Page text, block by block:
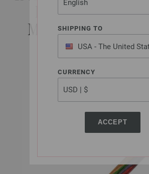
SHIPPING TO
USA - The United
of America
CURRENCY
ACCEPT
DISEÑO DE
MULTICOLOR